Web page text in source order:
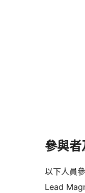
參與者
以下人員
Lead